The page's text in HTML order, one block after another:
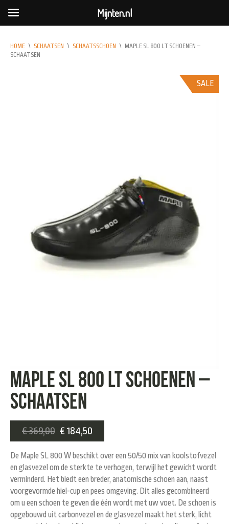
HOME \ SCHAATSEN \ SCHAATSSCHOEN \ MAPLE SL 800 LT SCHOENEN –
SCHAATSEN
SALE
Maple SL 800 LT Schoenen –
Schaatsen
€369,00 € 184,50
De Maple SL 800 W beschikt over een 50/50 mix van koolstofvezel
en glasvezel om de sterkte te verhogen, terwijl het gewicht wordt
verminderd. Het biedt een breder, anatomische schoen aan, naast
voorgevormde hiel-cup en pees omgeving. Dit alles gecombineerd
om u een schoen te geven die één wordt met uw voet. De schoen is
opgebouwd uit carbonvezel en de glasvezel maakt het sterk, licht
Mijnten.nl